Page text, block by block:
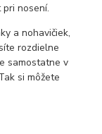
nosení.
a nohavičiek,
rozdielne
samostatne v
si môžete